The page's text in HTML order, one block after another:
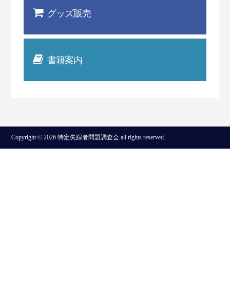
グッズ販売
書籍案内
Copyright © 2026 特定失踪者問題調査会 all rights reserved.